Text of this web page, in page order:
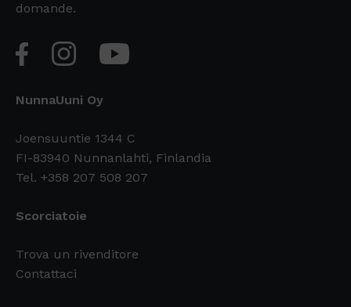
domande.
NunnaUuni Oy
Joensuuntie 1344 C
FI-83940 Nunnanlahti, Finlandia
Tel. +358 207 508 207
Scorciatoie
Trova un rivenditore
Contattaci